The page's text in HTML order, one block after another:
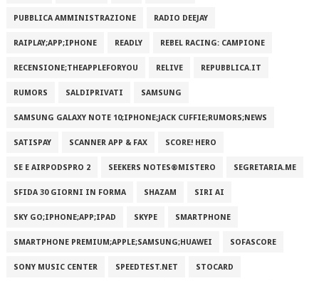
PUBBLICA AMMINISTRAZIONE RADIO DEEJAY
RAIPLAY;APP;IPHONE READLY REBEL RACING: CAMPIONE
RECENSIONE;THEAPPLEFORYOU RELIVE REPUBBLICA.IT
RUMORS SALDIPRIVATI SAMSUNG
SAMSUNG GALAXY NOTE 10;IPHONE;JACK CUFFIE;RUMORS;NEWS
SATISPAY SCANNER APP & FAX SCORE! HERO
SE E AIRPODSPRO 2 SEEKERS NOTES®MISTERO SEGRETARIA.ME
SFIDA 30 GIORNI IN FORMA SHAZAM SIRI AI
SKY GO;IPHONE;APP;IPAD SKYPE SMARTPHONE
SMARTPHONE PREMIUM;APPLE;SAMSUNG;HUAWEI SOFASCORE
SONY MUSIC CENTER SPEEDTEST.NET STOCARD